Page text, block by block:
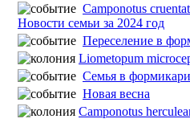
Camponotus
Новости семьи за 2024 год
Переселение в
Liometopum
Семья в
Новая весна
Camponotus